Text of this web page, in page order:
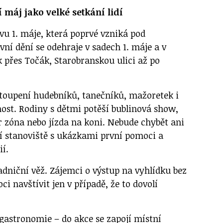
máj jako velké setkání lidí
1. máje, která poprvé vzniká pod
dění se odehraje v sadech 1. máje a v
Točák, Starobranskou ulici až po
hudebníků, tanečníků, mažoretek i
Rodiny s dětmi potěší bublinová show,
nebo jízda na koni. Nebude chybět ani
s ukázkami první pomoci a
věž. Zájemci o výstup na vyhlídku bez
navštívit jen v případě, že to dovolí
– do akce se zapojí místní